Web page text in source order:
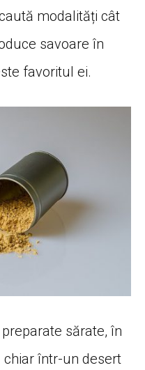
modalități cât
savoare în
favoritul ei.
preparate sărate, în
chiar într-un desert